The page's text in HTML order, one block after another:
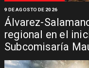
Álvarez-
regional en el
Subcomisaría
9 DE AGOSTO DE 2026